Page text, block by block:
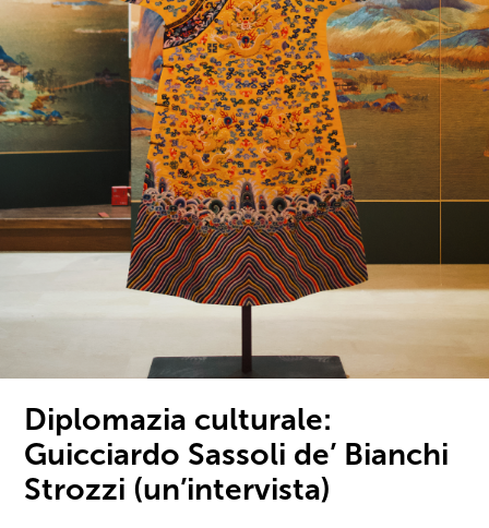
Diplomazia culturale:
Guicciardo Sassoli de’ Bianchi
Strozzi (un’intervista)